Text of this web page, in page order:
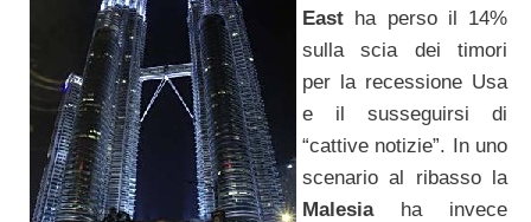
East ha perso il 14%
sulla scia dei timori
per la recessione Usa
e il susseguirsi di
“cattive notizie”. In uno
scenario al ribasso la
Malesiaha invece